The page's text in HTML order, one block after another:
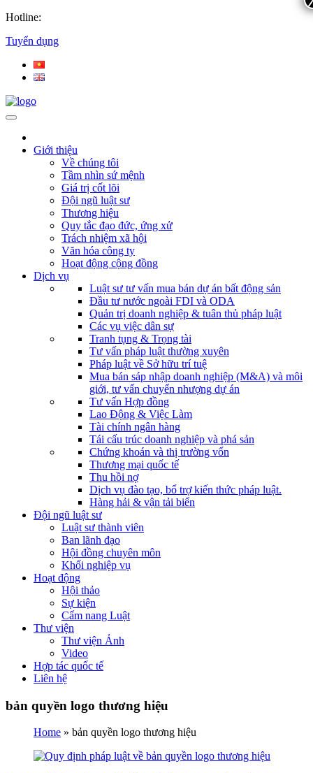
Hotline:
Tuyển dụng
Giới thiệu
Về chúng tôi
Tầm nhìn sứ mệnh
Giá trị cốt lõi
Đội ngũ luật sư
Thương hiệu
Quy tắc đạo đức, ứng xử
Trách nhiệm xã hội
Văn hóa công ty
Hoạt động cộng đồng
Dịch vụ
Luật sư tư vấn mua bán dự án bất động sản
Đầu tư nước ngoài FDI và ODA
Quản trị doanh nghiệp & tuân thủ pháp luật
Các vụ việc dân sự
Tranh tụng & Trọng tài
Tư vấn pháp luật thường xuyên
Pháp luật về Sở hữu trí tuệ
Mua bán sáp nhập doanh nghiệp (M&A) và môi
giới, tư vấn chuyển nhượng dự án
Tư vấn Hợp đồng
Lao Động & Việc Làm
Tài chính ngân hàng
Tái cấu trúc doanh nghiệp và phá sản
Chứng khoán và thị trường vốn
Thương mại quốc tế
Thu hồi nợ
Dịch vụ đào tạo, bổ trợ kiến thức pháp luật.
Hàng hải & vận tải biển
Đội ngũ luật sư
Luật sư thành viên
Ban lãnh đạo
Hội đồng chuyên môn
Khối nghiệp vụ
Hoạt động
Hội thảo
Sự kiện
Cẩm nang Luật
Thư viện
Thư viện Ảnh
Video
Hợp tác quốc tế
Liên hệ
bản quyền logo thương hiệu
Home » bản quyền logo thương hiệu